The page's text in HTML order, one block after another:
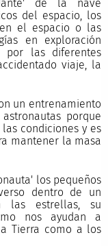
de la nave
del espacio, los
el espacio o las
en exploración
por las diferentes
viaje, la
un entrenamiento
porque
condiciones y es
mantener la masa
los pequeños
dentro de un
las estrellas, su
nos ayudan a
Tierra como a los